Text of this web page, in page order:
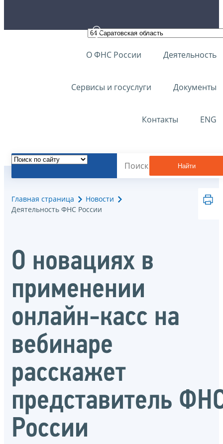
О ФНС России Деятельность
Сервисы и госуслуги Документы
Контакты ENG
Найти
Главная страница
Новости
Деятельность ФНС России
О новациях в
применении
онлайн-касс на
вебинаре
расскажет
представитель
России